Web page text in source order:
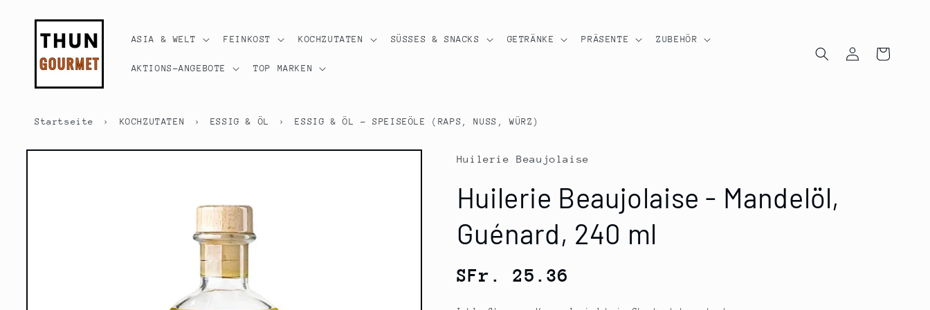
ASIA & WELT FEINKOST KOCHZUTATEN SÜSSES & SNACKS GETRÄNKE PRÄSENTE ZUBEHÖR
AKTIONS-ANGEBOTE TOP MARKEN
EinloggenWarenkorb
Startseite › KOCHZUTATEN › ESSIG & ÖL › ESSIG & ÖL - SPEISEÖLE (RAPS, NUSS, WÜRZ)
Huilerie Beaujolaise
Huilerie Beaujolaise - Mandelöl,
Guénard, 240 ml
Normaler
SFr. 25.36